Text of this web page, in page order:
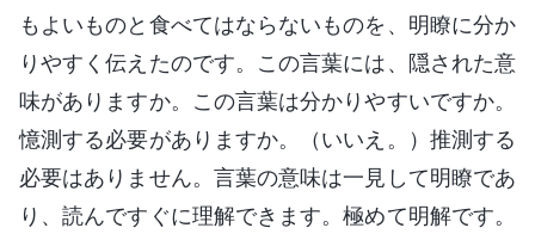
もよいものと食べてはならないものを、明瞭に分か
りやすく伝えたのです。この言葉には、隠された意
味がありますか。この言葉は分かりやすいですか。
憶測する必要がありますか。（いいえ。）推測する
必要はありません。言葉の意味は一見して明瞭であ
り、読んですぐに理解できます。極めて明解です。